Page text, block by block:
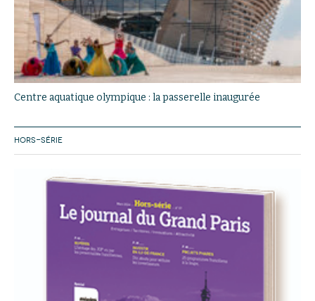
Centre aquatique olympique : la passerelle inaugurée
HORS-SÉRIE